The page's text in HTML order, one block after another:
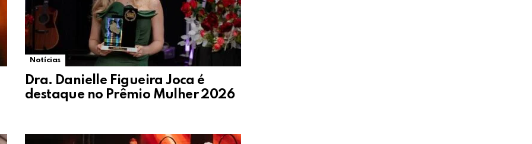
Notícias
Dra. Danielle Figueira Joca é
destaque no Prêmio Mulher 2026